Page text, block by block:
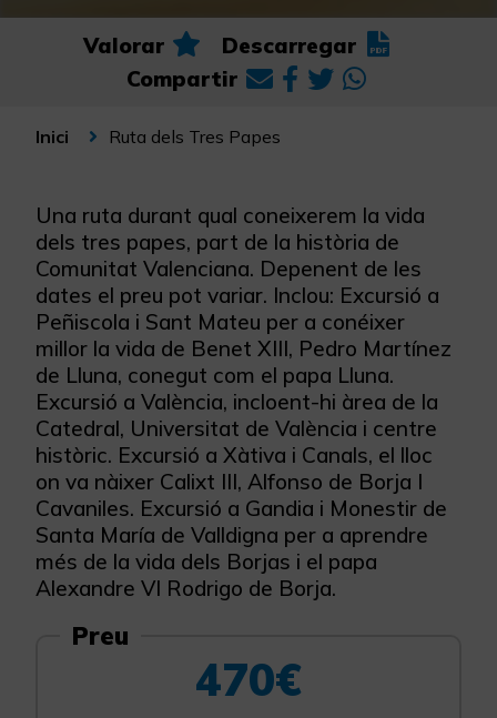
Valorar
Descarregar
Compartir
Inici Ruta dels Tres Papes
Una ruta durant qual coneixerem la vida
dels tres papes, part de la història de
Comunitat Valenciana. Depenent de les
dates el preu pot variar. Inclou: Excursió a
Peñiscola i Sant Mateu per a conéixer
millor la vida de Benet XIII, Pedro Martínez
de Lluna, conegut com el papa Lluna.
Excursió a València, incloent-hi àrea de la
Catedral, Universitat de València i centre
històric. Excursió a Xàtiva i Canals, el lloc
on va nàixer Calixt III, Alfonso de Borja I
Cavaniles. Excursió a Gandia i Monestir de
Santa María de Valldigna per a aprendre
més de la vida dels Borjas i el papa
Alexandre VI Rodrigo de Borja.
Preu
470€